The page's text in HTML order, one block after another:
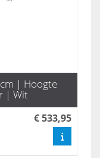
| Hoogte
| Wit
€ 533,95